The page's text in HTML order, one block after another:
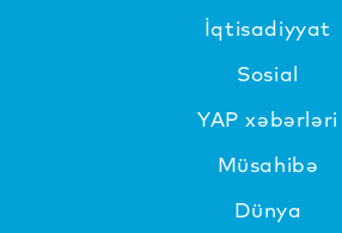
İqtisadiyyat
Sosial
YAP xəbərləri
Müsahibə
Dünya